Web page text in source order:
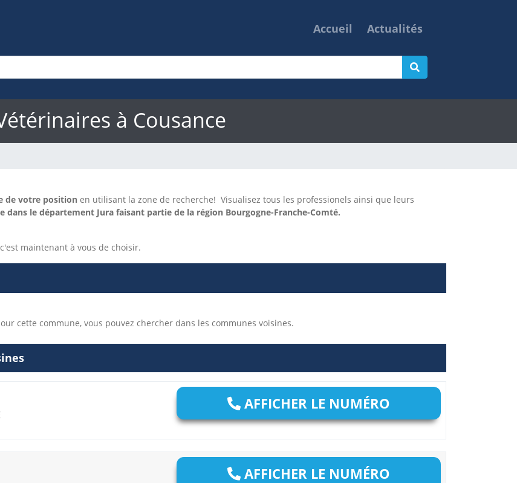
Accueil Actualités
à Cousance
de votre position en utilisant la zone de recherche! Visualisez tous les professionels ainsi que leurs
dans le département Jura faisant partie de la région Bourgogne-Franche-Comté.
maintenant à vous de choisir.
cette commune, vous pouvez chercher dans les communes voisines.
AFFICHER LE NUMÉRO
AFFICHER LE NUMÉRO